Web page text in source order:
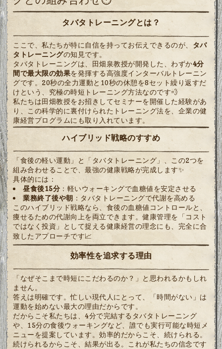
タバタトレーニングとは？
ここで、私たちが特に自信を持ってお伝えできるのが、 タバ
タトレーニングの知見です。
タバタトレーニングは、田畑泉教授が開発した、わずか4分
間で最大限の効果を発揮する高強度インターバルトレーニン
グです。20秒の全力運動と10秒の休憩を8セット繰り返すだ
けという、究極の時短トレーニング方法なのです💨
私たちは田畑教授をお招きしてセミナーを開催した経験があ
り、この科学的に裏付けられたトレーニング法を、企業の健
康経営プログラムにも取り入れています。
ハイブリッド戦略のすすめ
「食後の軽い運動」と「タバタトレーニング」、この2つを
組み合わせることで、最強の健康戦略が完成します✨
具体的には：
昼食後15分 ：軽いウォーキングで血糖値を安定させる
業務終了後や朝 ：タバタトレーニングで代謝を高める
このハイブリッド戦略なら、食後の血糖値コントロールと、
痩せるための代謝向上を両立できます。健康管理を「コスト
ではなく投資」として捉える健康経営の理念にも、完全に合
致したアプローチです📈
効率性を追求する理由
「なぜそこまで時短にこだわるのか？」と思われるかもしれ
ません。
答えは明確です。忙しい現代人にとって、「時間がない」は
運動を始めない最大の理由だからです。
だからこそ私たちは、4分で完結するタバタトレーニング
や、15分の食後ウォーキングなど、誰でも実行可能な時短メ
ニューを提案しています。効率的だからこそ、続けられる。
続けられるからこそ、結果が出る。これが私たちの信念です